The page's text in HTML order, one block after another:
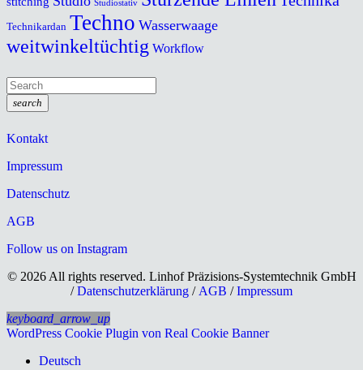
Studiostativ
Technikardan Techno Wasserwaage
weitwinkeltüchtig Workflow
search
Kontakt
Impressum
Datenschutz
AGB
Follow us on Instagram
© 2026 All rights reserved. Linhof Präzisions-Systemtechnik GmbH
/Datenschutzerklärung / AGB /Impressum
keyboard_arrow_up
WordPress Cookie Plugin von Real Cookie Banner
Deutsch